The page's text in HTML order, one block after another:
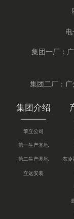
集团一厂：
集团二厂：
集团介绍
擎立公司
第一生产基地
第二生产基地
立远安装
表冷